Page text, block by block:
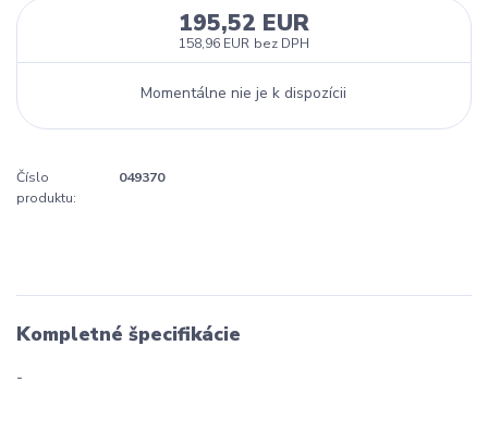
195,52 EUR
158,96 EUR bez DPH
Momentálne nie je k dispozícii
Číslo
produktu:
049370
Kompletné špecifikácie
-